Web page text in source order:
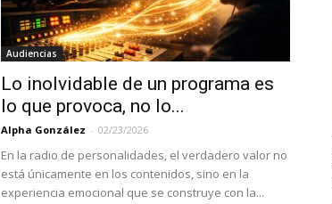
Audiencias
Lo inolvidable de un programa es
lo que provoca, no lo...
Alpha González - 02/23/2026
En la radio de personalidades, el verdadero valor no
está únicamente en los contenidos, sino en la
experiencia emocional que se construye con la...